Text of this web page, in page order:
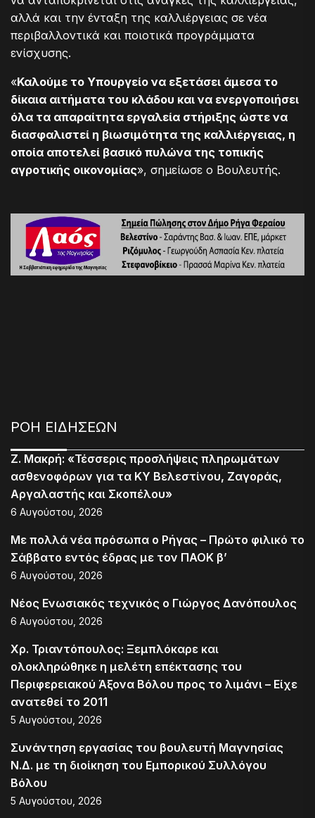
αλλά και την ένταξη της καλλιέργειας σε νέα
περιβαλλοντικά και ποιοτικά προγράμματα
ενίσχυσης.
«Καλούμε το Υπουργείο να εξετάσει άμεσα το
δίκαια αιτήματα του κλάδου και να ενεργοποιήσει
όλα τα απαραίτητα εργαλεία στήριξης ώστε να
διασφαλιστεί η βιωσιμότητα της καλλιέργειας, η
οποία αποτελεί βασικό πυλώνα της τοπικής
αγροτικής οικονομίας», σημείωσε ο Βουλευτής.
ΡΟΗ ΕΙΔΗΣΕΩΝ
Ζ. Μακρή: «Τέσσερις προσλήψεις πληρωμάτων
ασθενοφόρων για τα ΚΥ Βελεστίνου, Ζαγοράς,
Αργαλαστής και Σκοπέλου»
6 Αυγούστου, 2026
Με πολλά νέα πρόσωπα ο Ρήγας – Πρώτο φιλικό το
Σάββατο εντός έδρας με τον ΠΑΟΚ β’
6 Αυγούστου, 2026
Νέος Ενωσιακός τεχνικός ο Γιώργος Δανόπουλος
6 Αυγούστου, 2026
Χρ. Τριαντόπουλος: Ξεμπλόκαρε και
ολοκληρώθηκε η μελέτη επέκτασης του
Περιφερειακού Άξονα Βόλου προς το λιμάνι – Είχε
ανατεθεί το 2011
5 Αυγούστου, 2026
Συνάντηση εργασίας του βουλευτή Μαγνησίας
Ν.Δ. με τη διοίκηση του Εμπορικού Συλλόγου
Βόλου
5 Αυγούστου, 2026